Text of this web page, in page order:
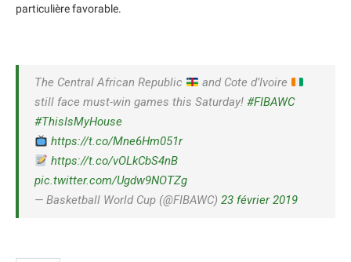
particulière favorable.
The Central African Republic
and Cote d’Ivoire
still face must-win games this Saturday! #FIBAWC
#ThisIsMyHouse
https://t.co/Mne6Hm051r
https://t.co/vOLkCbS4nB
pic.twitter.com/Ugdw9NOTZg
— Basketball World Cup (@FIBAWC) 23 février 2019